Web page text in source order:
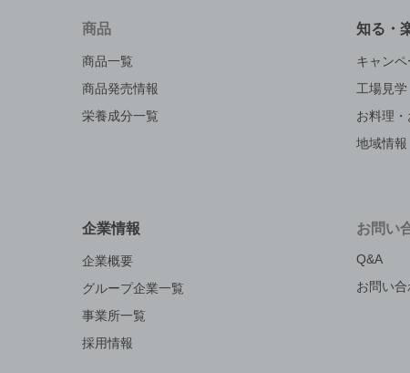
商品
商品一覧
商品発売情報
栄養成分一覧
知る・
キャンペ
工場見学
お料理
地域情報
企業情報
企業概要
グループ企業一覧
事業所一覧
採用情報
お問い
Q&A
お問い